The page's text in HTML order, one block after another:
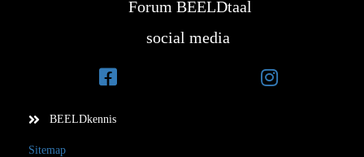
Forum BEELDtaal
social media
BEELDkennis
Sitemap